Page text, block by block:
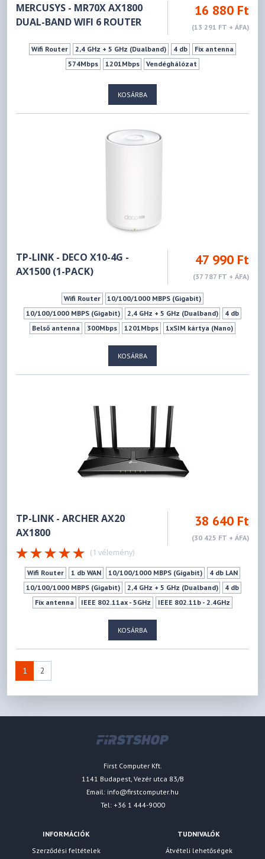
MERCUSYS - MR70X AX1800
DUAL-BAND WIFI 6 ROUTER
16 880 Ft
(13 291 FT + ÁFA)
Wifi Router 2,4 GHz + 5 GHz (Dualband) 4 db
Fix antenna
574Mbps
1201Mbps Vendéghálózat
KOSÁRBA
TP-LINK - DECO X10-4G -
AX1500 (1-PACK)
47 990 Ft
(37 787 FT + ÁFA)
Wifi Router
10/100/1000 MBPS (Gigabit)
10/100/1000 MBPS (Gigabit)
2,4 GHz + 5 GHz (Dualband)
4 db
Belső antenna
300Mbps 1201Mbps
1xSIM kártya (Nano)
KOSÁRBA
TP-LINK - ARCHER AX20
AX1800
38 640 Ft
(30 425 FT + ÁFA)
(1 vélemény)
Wifi Router 1 db WAN 10/100/1000 MBPS (Gigabit)
4 db LAN
10/100/1000 MBPS (Gigabit)
2,4 GHz + 5 GHz (Dualband)
4 db
Fix antenna
IEEE 802.11ax - 5GHz
IEEE 802.11b - 2.4GHz
IEEE 802.11n - 5GHz
LED ki-Bekapcsoló gomb
KOSÁRBA
1 2
First Computer Kft.
1141 Budapest, Vezér utca 83/B
Email: info@firstcomputer.hu
Tel: +36 1 444-9000
INFORMÁCIÓK
Szerződési feltételek
TUDNIVALÓK
Átvételi lehetőségek